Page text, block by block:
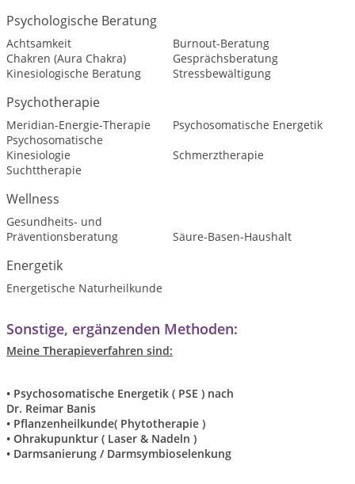
Psychologische Beratung
Achtsamkeit
Burnout-Beratung
Chakren (Aura Chakra)
Gesprächsberatung
Kinesiologische Beratung
Stressbewältigung
Psychotherapie
Meridian-Energie-Therapie
Psychosomatische Energetik
Psychosomatische
Kinesiologie
Schmerztherapie
Suchttherapie
Wellness
Gesundheits- und
Präventionsberatung
Säure-Basen-Haushalt
Energetik
Energetische Naturheilkunde
Sonstige, ergänzenden Methoden:
Meine Therapieverfahren sind:
• Psychosomatische Energetik ( PSE ) nach
Dr. Reimar Banis
• Pflanzenheilkunde( Phytotherapie )
• Ohrakupunktur ( Laser & Nadeln )
• Darmsanierung / Darmsymbioselenkung